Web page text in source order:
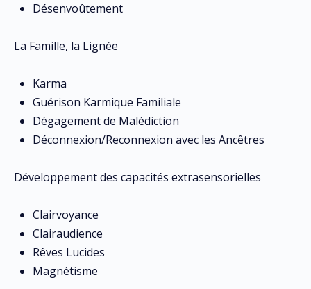
Désenvoûtement
La Famille, la Lignée
Karma
Guérison Karmique Familiale
Dégagement de Malédiction
Déconnexion/Reconnexion avec les Ancêtres
Développement des capacités extrasensorielles
Clairvoyance
Clairaudience
Rêves Lucides
Magnétisme